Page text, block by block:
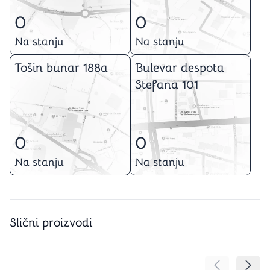
0
Na stanju
0
Na stanju
Tošin bunar 188a
0
Na stanju
Bulevar despota
Stefana 101
0
Na stanju
Slični proizvodi